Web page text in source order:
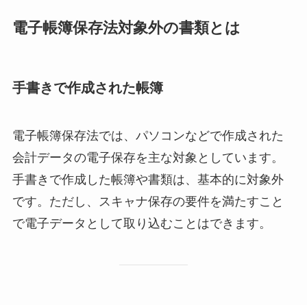
電子帳簿保存法対象外の書類とは
手書きで作成された帳簿
電子帳簿保存法では、パソコンなどで作成された
会計データの電子保存を主な対象としています。
手書きで作成した帳簿や書類は、基本的に対象外
です。ただし、スキャナ保存の要件を満たすこと
で電子データとして取り込むことはできます。